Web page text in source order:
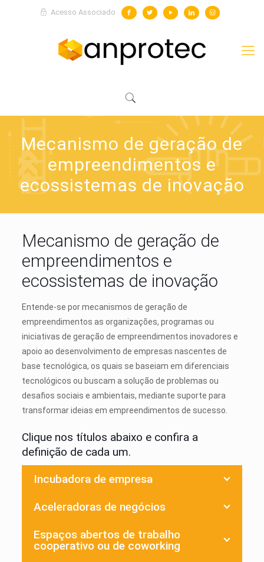
Acesso Associado
Mecanismo de geração de
empreendimentos e
ecossistemas de inovação
Mecanismo de geração de
empreendimentos e
ecossistemas de inovação
Entende-se por mecanismos de geração de
empreendimentos as organizações, programas ou
iniciativas de geração de empreendimentos inovadores e
apoio ao desenvolvimento de empresas nascentes de
base tecnológica, os quais se baseiam em diferenciais
tecnológicos ou buscam a solução de problemas ou
desafios sociais e ambientais, mediante suporte para
transformar ideias em empreendimentos de sucesso.
Clique nos títulos abaixo e confira a
definição de cada um.
Incubadora de empresa
Aceleradoras de negócios
Espaços abertos de trabalho
cooperativo ou de coworking